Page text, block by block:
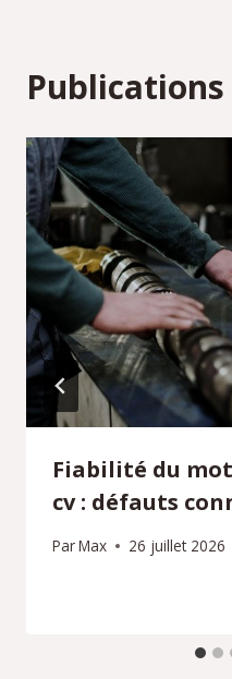
Fiabilité du
cv : défauts
ParMax 26 juillet 2026